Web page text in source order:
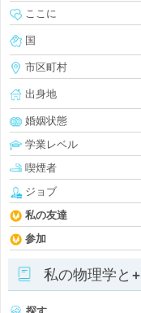
ここに
国
市区町村
出身地
婚姻状態
学業レベル
喫煙者
ジョブ
私の友達
参加
私の物理学と+